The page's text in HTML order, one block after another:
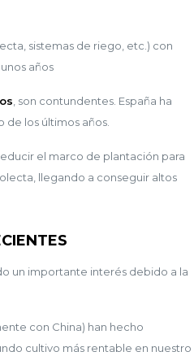
sistemas de riego, etc.) con
unos años
, son contundentes. España ha
los últimos años.
el marco de plantación para
llegando a conseguir altos
un importante interés debido a la
con China) han hecho
cultivo más rentable en nuestro